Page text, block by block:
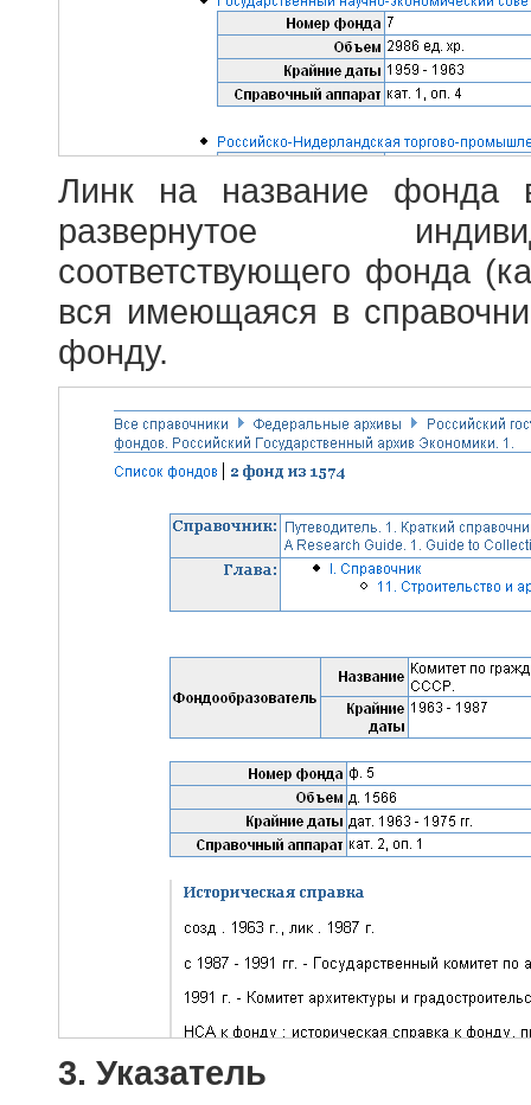
Линк на название фонда
развернутое
соответствующего фонда
вся имеющаяся в
фонду.
3. Указатель